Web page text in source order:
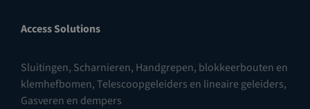
Access Solutions
Sluitingen, Scharnieren, Handgrepen, blokkeerbouten en
klemhefbomen,Telescoopgeleiders en lineaire geleiders,
Gasveren en dempers